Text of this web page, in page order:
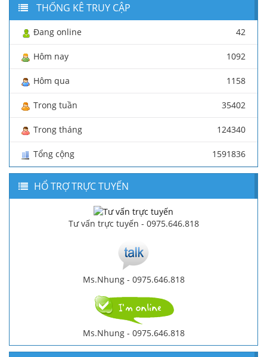
THỐNG KÊ TRUY CẬP
Đang online 42
Hôm nay 1092
Hôm qua 1158
Trong tuần 35402
Trong tháng 124340
Tổng cộng 1591836
HỔ TRỢ TRỰC TUYẾN
Tư vấn trực tuyến - 0975.646.818
Ms.Nhung - 0975.646.818
Ms.Nhung - 0975.646.818